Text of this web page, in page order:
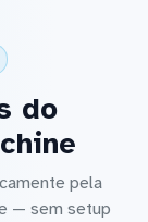
do
pela
— sem setup